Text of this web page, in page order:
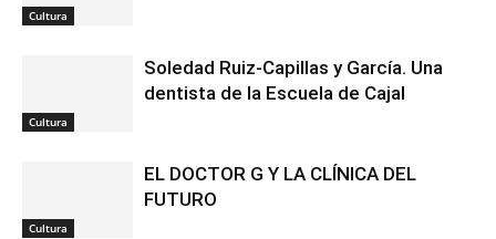
Cultura
Cultura
Soledad Ruiz-Capillas y García. Una
dentista de la Escuela de Cajal
Cultura
EL DOCTOR G Y LA CLÍNICA DEL
FUTURO